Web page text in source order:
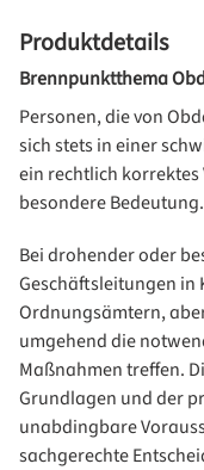
Produktdetails
Brennpunktthema
Personen, die von
sich stets in einer
ein rechtlich
besondere Bedeutung.
Bei drohender oder
Geschäftsleitungen in
Ordnungsämtern,
umgehend die
Maßnahmen treffen.
Grundlagen und der
unabdingbare
sachgerechte